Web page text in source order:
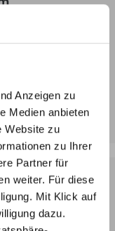
Anzeigen zu
Medien anbieten
Website zu
zu Ihrer
Partner für
weiter. Für diese
Mit Klick auf
dazu.
ein3D-Modell